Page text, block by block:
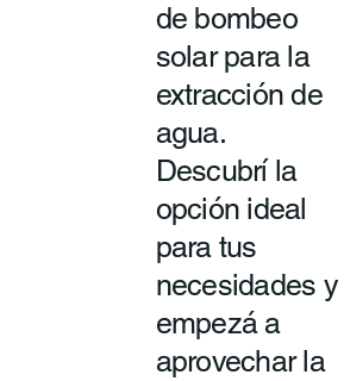
de bombeo
solar para la
extracción de
agua.
Descubrí la
opción ideal
para tus
necesidades y
empezá a
aprovechar la